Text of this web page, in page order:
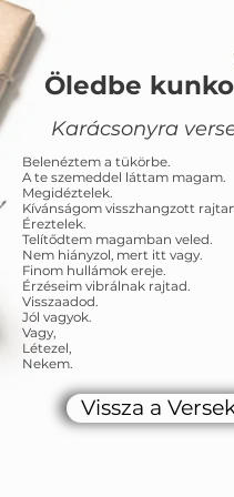
Öledbe
Karácsonyra
Belenéztem a tükörbe.
A te szemeddel láttam magam.
Megidéztelek.
Kívánságom visszhangzott
Éreztelek.
Telítődtem magamban veled.
Nem hiányzol, mert itt vagy.
Finom hullámok ereje.
Érzéseim vibrálnak rajtad.
Visszaadod.
Jól vagyok.
Vagy,
Létezel,
Nekem.
Vissza a